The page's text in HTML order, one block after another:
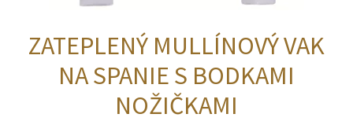
ZATEPLENÝ MULLÍNOVÝ VAK
NA SPANIE S BODKAMI
NOŽIČKAMI